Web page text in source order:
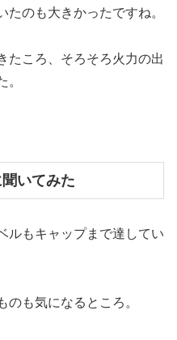
たのも大きかったですね。
たころ、そろそろ火力の出
。
いてみた
ルもキャップまで達してい
のも気になるところ。